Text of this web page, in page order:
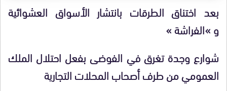
بعد اختناق الطرقات بانتشار الأسواق العشوائية
و »الفراشة »
شوارع وجدة تغرق في الفوضى بفعل احتلال الملك
العمومي من طرف أصحاب المحلات التجارية